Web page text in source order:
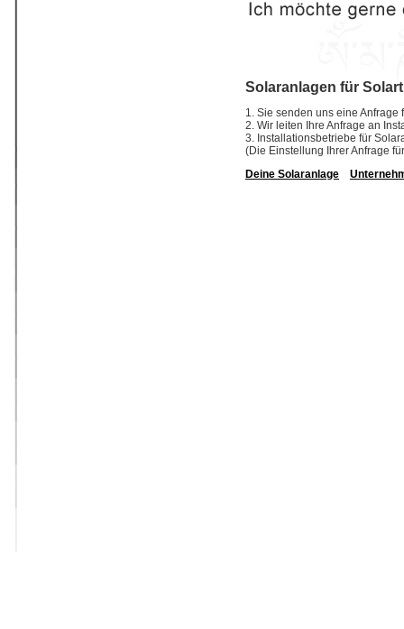
Solaranlagen für
1. Sie senden uns eine
2. Wir leiten Ihre Anfrage an
3. Installationsbetriebe für
(Die Einstellung Ihrer Anfrage
Deine Solaranlage